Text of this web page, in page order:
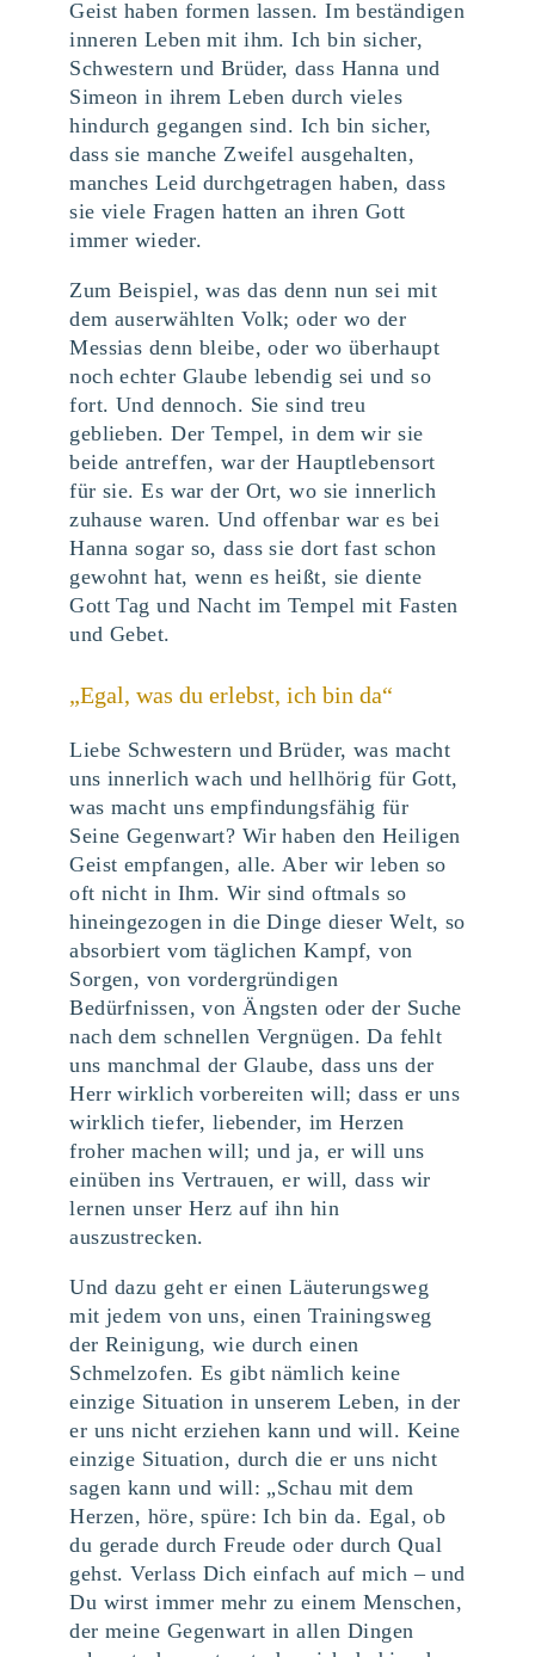
Geist haben formen lassen. Im beständigen
inneren Leben mit ihm. Ich bin sicher,
Schwestern und Brüder, dass Hanna und
Simeon in ihrem Leben durch vieles
hindurch gegangen sind. Ich bin sicher,
dass sie manche Zweifel ausgehalten,
manches Leid durchgetragen haben, dass
sie viele Fragen hatten an ihren Gott
immer wieder.
Zum Beispiel, was das denn nun sei mit
dem auserwählten Volk; oder wo der
Messias denn bleibe, oder wo überhaupt
noch echter Glaube lebendig sei und so
fort. Und dennoch. Sie sind treu
geblieben. Der Tempel, in dem wir sie
beide antreffen, war der Hauptlebensort
für sie. Es war der Ort, wo sie innerlich
zuhause waren. Und offenbar war es bei
Hanna sogar so, dass sie dort fast schon
gewohnt hat, wenn es heißt, sie diente
Gott Tag und Nacht im Tempel mit Fasten
und Gebet.
„Egal, was du erlebst, ich bin da“
Liebe Schwestern und Brüder, was macht
uns innerlich wach und hellhörig für Gott,
was macht uns empfindungsfähig für
Seine Gegenwart? Wir haben den Heiligen
Geist empfangen, alle. Aber wir leben so
oft nicht in Ihm. Wir sind oftmals so
hineingezogen in die Dinge dieser Welt, so
absorbiert vom täglichen Kampf, von
Sorgen, von vordergründigen
Bedürfnissen, von Ängsten oder der Suche
nach dem schnellen Vergnügen. Da fehlt
uns manchmal der Glaube, dass uns der
Herr wirklich vorbereiten will; dass er uns
wirklich tiefer, liebender, im Herzen
froher machen will; und ja, er will uns
einüben ins Vertrauen, er will, dass wir
lernen unser Herz auf ihn hin
auszustrecken.
Und dazu geht er einen Läuterungsweg
mit jedem von uns, einen Trainingsweg
der Reinigung, wie durch einen
Schmelzofen. Es gibt nämlich keine
einzige Situation in unserem Leben, in der
er uns nicht erziehen kann und will. Keine
einzige Situation, durch die er uns nicht
sagen kann und will: „Schau mit dem
Herzen, höre, spüre: Ich bin da. Egal, ob
du gerade durch Freude oder durch Qual
gehst. Verlass Dich einfach auf mich – und
Du wirst immer mehr zu einem Menschen,
der meine Gegenwart in allen Dingen